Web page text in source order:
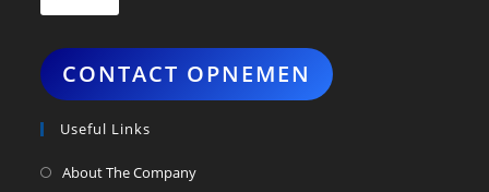
CONTACT OPNEMEN
Useful Links
About The Company